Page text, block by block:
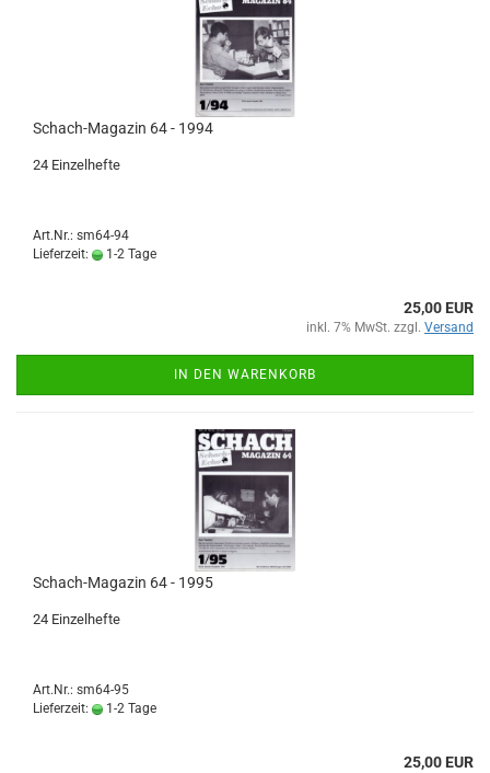
Schach-Magazin 64 - 1994
24 Einzelhefte
Art.Nr.: sm64-94
Lieferzeit:
1-2 Tage
25,00 EUR
inkl. 7% MwSt. zzgl. Versand
IN DEN WARENKORB
Schach-Magazin 64 - 1995
24 Einzelhefte
Art.Nr.: sm64-95
Lieferzeit:
1-2 Tage
25,00 EUR